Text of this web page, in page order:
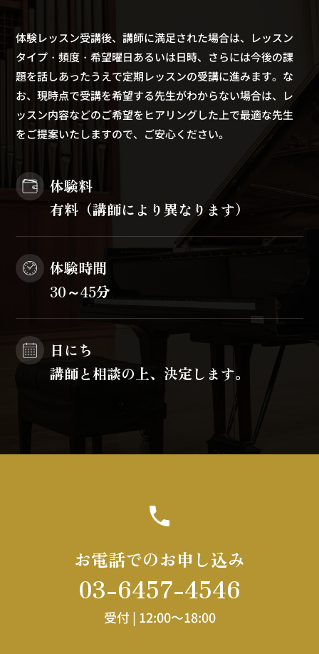
体験レッスン受講後、講師に満足された場合は、レッスン
タイプ・頻度・希望曜日あるいは日時、さらには今後の課
題を話しあったうえで定期レッスンの受講に進みます。な
お、現時点で受講を希望する先生がわからない場合は、レ
ッスン内容などのご希望をヒアリングした上で最適な先生
をご提案いたしますので、ご安心ください。
体験料
有料（講師により異なります）
体験時間
30～45分
日にち
講師と相談の上、決定します。
お電話でのお申し込み
03-6457-4546
受付 | 12:00～18:00